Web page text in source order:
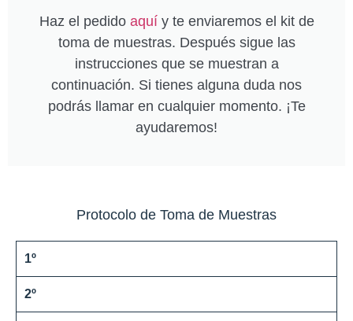
Haz el pedido aquíy te enviaremos el kit de
toma de muestras. Después sigue las
instrucciones que se muestran a
continuación. Si tienes alguna duda nos
podrás llamar en cualquier momento. ¡Te
ayudaremos!
Protocolo de Toma de Muestras
1º
2º